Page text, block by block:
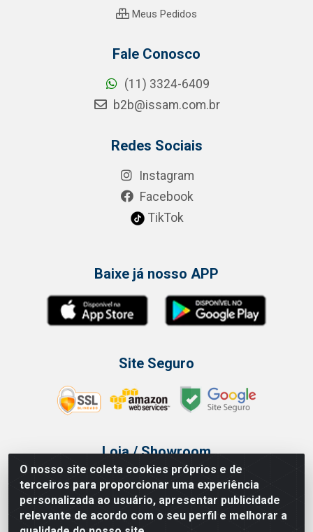
O nosso site coleta cookies próprios e de
terceiros para proporcionar uma experiência
personalizada ao usuário, apresentar publicidade
relevante de acordo com o seu perfil e melhorar a
Meus Pedidos
Fale Conosco
(11) 3324-6409
b2b@issam.com.br
Redes Sociais
Instagram
Facebook
TikTok
Baixe já nosso APP
Site Seguro
Loja / Showroom
Tel.: (11) 3314 6400
Av Vautier, 468 - Pari - São Paulo/SP